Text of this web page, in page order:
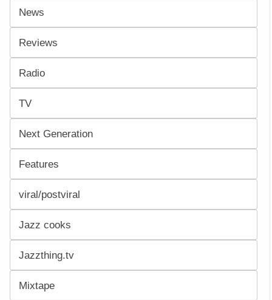
News
Reviews
Radio
TV
Next Generation
Features
viral/postviral
Jazz cooks
Jazzthing.tv
Mixtape